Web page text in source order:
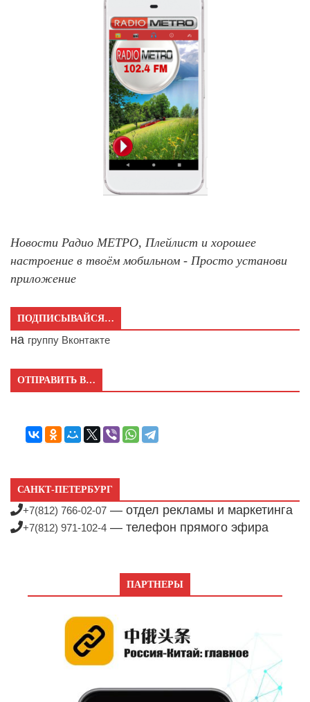
Новости Радио МЕТРО, Плейлист и хорошее
настроение в твоём мобильном - Просто установи
приложение
ПОДПИСЫВАЙСЯ…
на группу Вконтакте
ОТПРАВИТЬ В…
САНКТ-ПЕТЕРБУРГ
+7(812) 766-02-07 — отдел рекламы и маркетинга
+7(812) 971-102-4 — телефон прямого эфира
ПАРТНЕРЫ